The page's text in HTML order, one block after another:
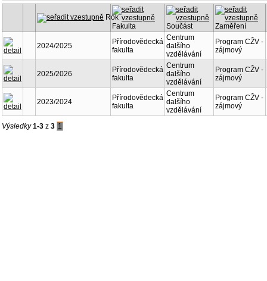
Rok
Fakulta
Součást Zaměření
2024/2025
Přírodovědecká
fakulta
Centrum
dalšího
vzdělávání
Program CŽV -
zájmový
2025/2026
Přírodovědecká
fakulta
Centrum
dalšího
vzdělávání
Program CŽV -
zájmový
2023/2024
Přírodovědecká
fakulta
Centrum
dalšího
vzdělávání
Program CŽV -
zájmový
Výsledky1-3 z 3 1